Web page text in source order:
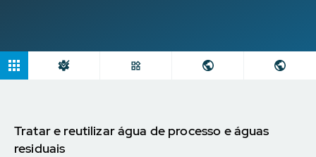
Tratar e reutilizar água de processo e águas
residuais